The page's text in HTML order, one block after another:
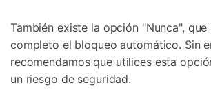
También existe la opción "Nunca",
completo el bloqueo automático. Sin
recomendamos que utilices esta
un riesgo de seguridad.